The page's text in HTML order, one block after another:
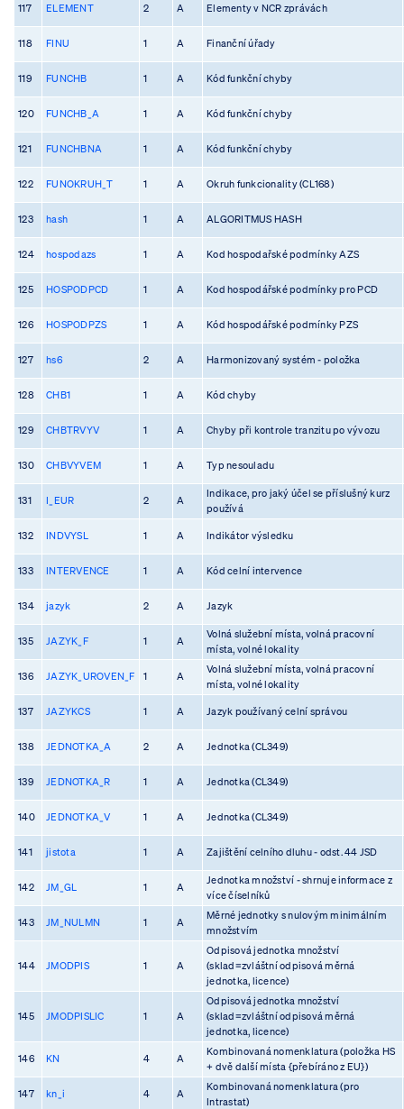
117 ELEMENT 2 A Elementy v NCR zprávách
118 FINU 1 A Finanční úřady
119 FUNCHB 1 A Kód funkční chyby
120 FUNCHB_A 1 A Kód funkční chyby
121 FUNCHBNA 1 A Kód funkční chyby
122 FUNOKRUH_T 1 A Okruh funkcionality (CL168)
123 hash 1 A ALGORITMUS HASH
124 hospodazs 1 A Kod hospodařské podmínky AZS
125 HOSPODPCD 1 A Kod hospodářské podmínky pro PCD
126 HOSPODPZS 1 A Kód hospodářské podmínky PZS
127 hs6 2 A Harmonizovaný systém - položka
128 CHB1 1 A Kód chyby
129 CHBTRVYV 1 A Chyby při kontrole tranzitu po vývozu
130 CHBVYVEM 1 A Typ nesouladu
131 I_EUR 2 A
Indikace, pro jaký účel se příslušný kurz
používá
132 INDVYSL 1 A Indikátor výsledku
133 INTERVENCE 1 A Kód celní intervence
134 jazyk 2 A Jazyk
135 JAZYK_F 1 A
Volná služební místa, volná pracovní
místa, volné lokality
136 JAZYK_UROVEN_F 1 A
Volná služební místa, volná pracovní
místa, volné lokality
137 JAZYKCS 1 A Jazyk používaný celní správou
138 JEDNOTKA_A 2 A Jednotka (CL349)
139 JEDNOTKA_R 1 A Jednotka (CL349)
140 JEDNOTKA_V 1 A Jednotka (CL349)
141 jistota 1 A Zajištění celního dluhu - odst. 44 JSD
142 JM_GL 1 A
Jednotka množství - shrnuje informace z
více číselníků
143 JM_NULMN 1 A
Měrné jednotky s nulovým minimálním
množstvím
144 JMODPIS 1 A
Odpisová jednotka množství
(sklad=zvláštní odpisová měrná
jednotka, licence)
145 JMODPISLIC 1 A
Odpisová jednotka množství
(sklad=zvláštní odpisová měrná
jednotka, licence)
146 KN 4 A
Kombinovaná nomenklatura (položka HS
+ dvě další místa {přebíráno z EU})
147 kn_i 4 A
Kombinovaná nomenklatura (pro
Intrastat)